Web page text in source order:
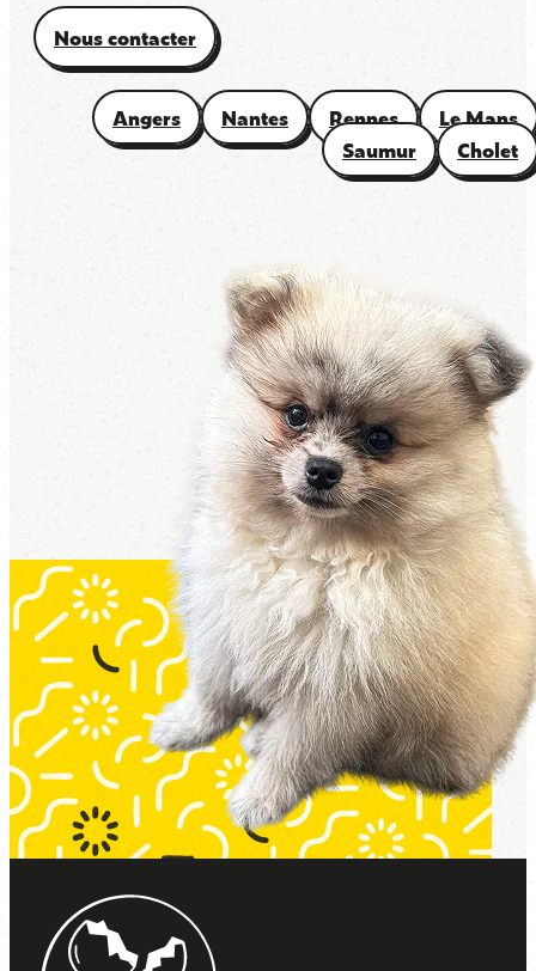
Nous contacter
Angers Nantes Rennes
Le Mans
Saumur
Cholet